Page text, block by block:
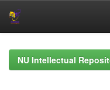
navigationNU Intellectual